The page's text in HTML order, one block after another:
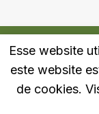
Quem Somos
Esse website
este website
de cookies.